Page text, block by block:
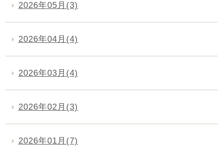
2026年05月(3)
2026年04月(4)
2026年03月(4)
2026年02月(3)
2026年01月(7)